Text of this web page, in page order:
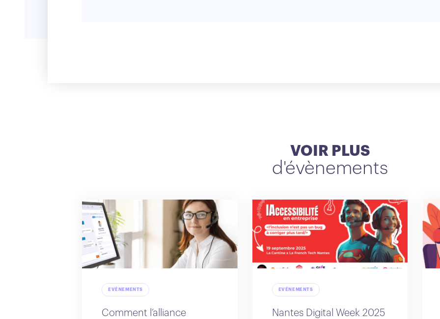
VOIR PLUS
d'évènements
EVÉNEMENTS
Comment l’alliance
EVÉNEMENTS
Nantes Digital Week 2025